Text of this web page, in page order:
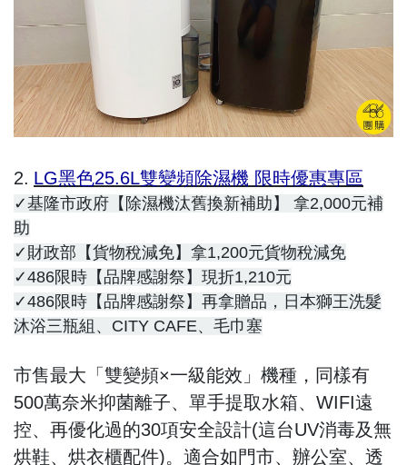
2. LG黑色25.6L雙變頻除濕機 限時優惠專區
✓基隆市政府【除濕機汰舊換新補助】 拿2,000元補
助
✓財政部【貨物稅減免】拿1,200元貨物稅減免
✓486限時【品牌感謝祭】現折1,210元
✓486限時【品牌感謝祭】再拿贈品，日本獅王洗髮
沐浴三瓶組、CITY CAFE、毛巾塞
市售最大「雙變頻×一級能效」機種，同樣有
500萬奈米抑菌離子、單手提取水箱、WIFI遠
控、再優化過的30項安全設計(這台UV消毒及無
烘鞋、烘衣櫃配件)。適合如門市、辦公室、透